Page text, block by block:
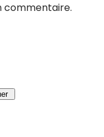
commentaire.